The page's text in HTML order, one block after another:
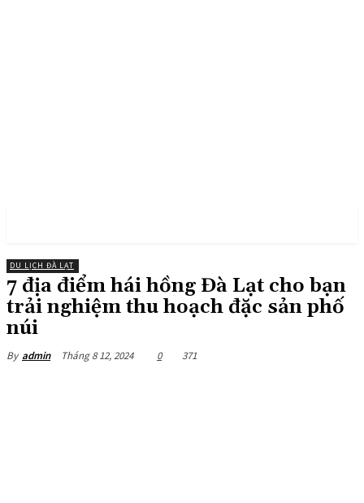
DU LỊCH ĐÀ LẠT
7 địa điểm hái hồng Đà Lạt cho bạn
trải nghiệm thu hoạch đặc sản phố
núi
By admin Tháng 8 12, 2024 0 371